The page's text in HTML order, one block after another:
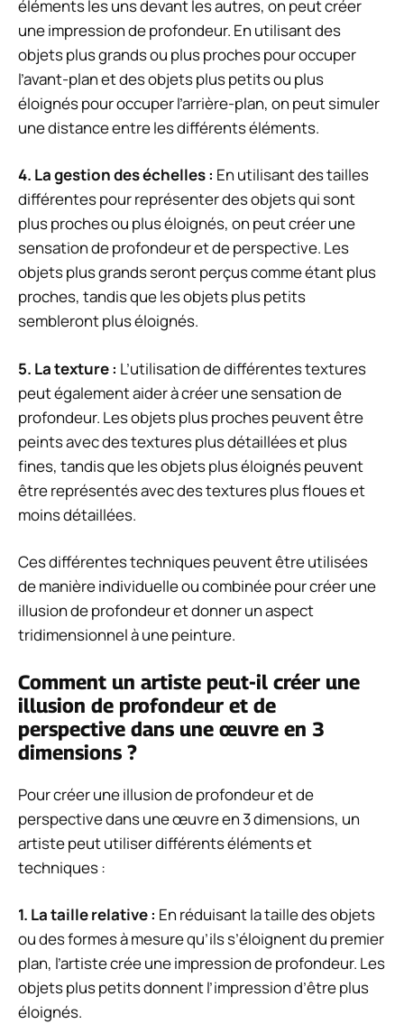
éléments les uns devant les autres, on peut créer
une impression de profondeur. En utilisant des
objets plus grands ou plus proches pour occuper
l’avant-plan et des objets plus petits ou plus
éloignés pour occuper l’arrière-plan, on peut simuler
une distance entre les différents éléments.
4. La gestion des échelles: En utilisant des tailles
différentes pour représenter des objets qui sont
plus proches ou plus éloignés, on peut créer une
sensation de profondeur et de perspective. Les
objets plus grands seront perçus comme étant plus
proches, tandis que les objets plus petits
sembleront plus éloignés.
5. La texture: L’utilisation de différentes textures
peut également aider à créer une sensation de
profondeur. Les objets plus proches peuvent être
peints avec des textures plus détaillées et plus
fines, tandis que les objets plus éloignés peuvent
être représentés avec des textures plus floues et
moins détaillées.
Ces différentes techniques peuvent être utilisées
de manière individuelle ou combinée pour créer une
illusion de profondeur et donner un aspect
tridimensionnel à une peinture.
Comment un artiste peut-il créer une
illusion de profondeur et de
perspective dans une œuvre en 3
dimensions ?
Pour créer une illusion de profondeur et de
perspective dans une œuvre en 3 dimensions, un
artiste peut utiliser différents éléments et
techniques :
1. La taille relative : En réduisant la taille des objets
ou des formes à mesure qu’ils s’éloignent du premier
plan, l’artiste crée une impression de profondeur. Les
objets plus petits donnent l’impression d’être plus
éloignés.